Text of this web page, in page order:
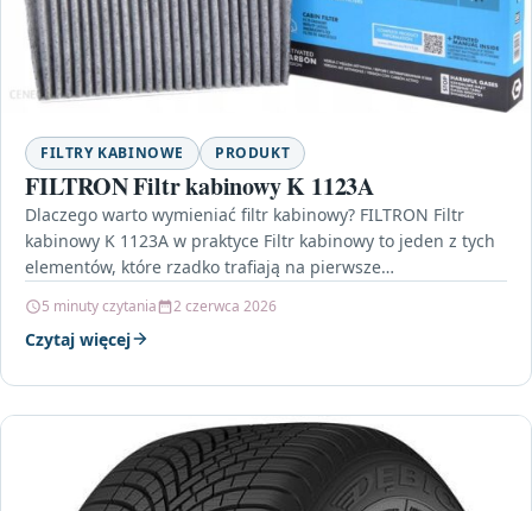
FILTRY KABINOWE PRODUKT
FILTRON Filtr kabinowy K 1123A
Dlaczego warto wymieniać filtr kabinowy? FILTRON Filtr
kabinowy K 1123A w praktyce Filtr kabinowy to jeden z tych
elementów, które rzadko trafiają na pierwsze…
5 minuty czytania 2 czerwca 2026
Czytaj więcej